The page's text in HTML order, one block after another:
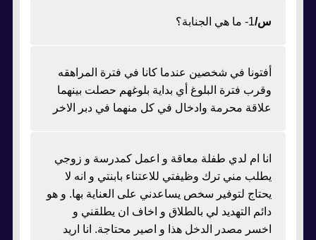
س/1- ما هي الجنابة؟
أفتونا في شخصين عندما كانا في فترة المراهقه
وقرب فترة البلوغ أي بداية بلوغهم حصلت بينهما
علاقة محرمة وادخال في كل منهما في دبر الاخر
انا ام لدي طفلة معاقة و اعمل كمدرسة و زوجي
يطلب مني ترك وظيفتي للاعتناء بابنتي و انه لا
يحتاج لتوفير سخص يساعدني على العناية بها. و هو
دائم التهديد لي بالطلاق و اخاف ان يطلقني و
اخسر مصدر الدخل هذا و اصير محتاجة. انا اريد